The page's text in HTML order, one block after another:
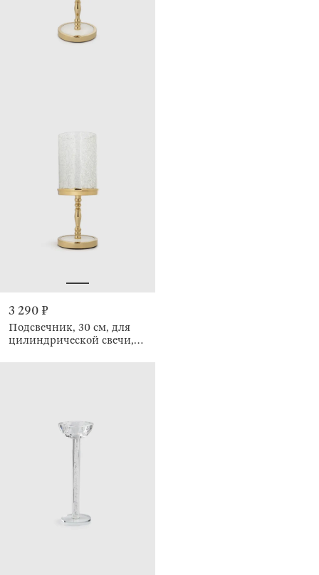
3 290 ₽
Подсвечник, 30 см, для
цилиндрической свечи,